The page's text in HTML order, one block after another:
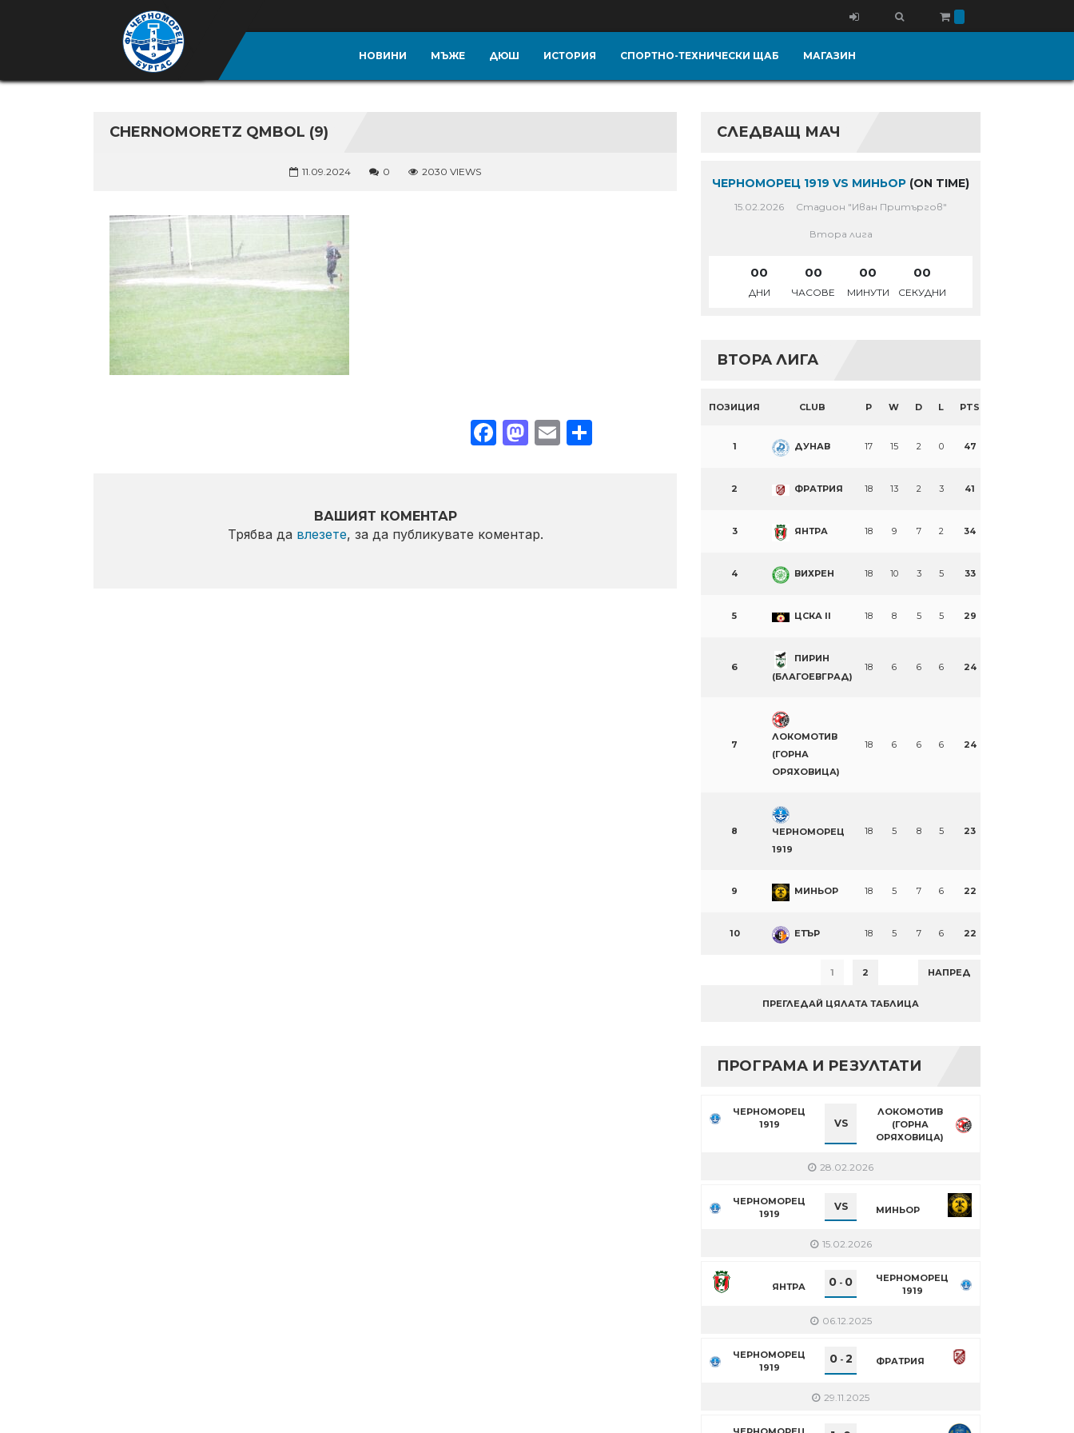
НОВИНИ МЪЖЕ ДЮШ ИСТОРИЯ СПОРТНО-ТЕХНИЧЕСКИ ЩАБ МАГАЗИН
CHERNOMORETZ QMBOL (9)
11.09.2024 0 2030 VIEWS
Facebook
Mastodon
EmailShare
ВАШИЯТ КОМЕНТАР
Трябва да влезете, за да публикувате коментар.
СЛЕДВАЩ МАЧ
ЧЕРНОМОРЕЦ 1919 VS МИНЬОР (ON TIME)
15.02.2026 Стадион "Иван Притъргов"
Втора лига
00
ДНИ
00
ЧАСОВЕ
00
МИНУТИ
00
СЕКУДНИ
ВТОРА ЛИГА
ПОЗИЦИЯ CLUB P W D L PTS
1 ДУНАВ 17 15 2 0 47
2 ФРАТРИЯ 18 13 2 3 41
3 ЯНТРА 18 9 7 2 34
4 ВИХРЕН 18 10 3 5 33
5 ЦСКА II 18 8 5 5 29
6
ПИРИН
(БЛАГОЕВГРАД)
18 6 6 6 24
7
ЛОКОМОТИВ
(ГОРНА
ОРЯХОВИЦА)
18 6 6 6 24
8
ЧЕРНОМОРЕЦ
1919
18 5 8 5 23
9 МИНЬОР 18 5 7 6 22
10 ЕТЪР 18 5 7 6 22
1 2 НАПРЕД
ПРЕГЛЕДАЙ ЦЯЛАТА ТАБЛИЦА
ПРОГРАМА И РЕЗУЛТАТИ
ЧЕРНОМОРЕЦ
1919
VS
ЛОКОМОТИВ
(ГОРНА
ОРЯХОВИЦА)
28.02.2026
ЧЕРНОМОРЕЦ
1919
VS МИНЬОР
15.02.2026
ЯНТРА 0 - 0
ЧЕРНОМОРЕЦ
1919
06.12.2025
ЧЕРНОМОРЕЦ
1919
0- 2 ФРАТРИЯ
29.11.2025